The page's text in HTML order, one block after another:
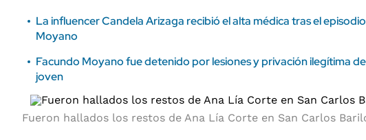
La influencer Candela Arizaga recibió el alta médica tras el
Moyano
Facundo Moyano fue detenido por lesiones y privación ilegítima
joven
Fueron hallados los restos de Ana Lía Corte en San Carlos